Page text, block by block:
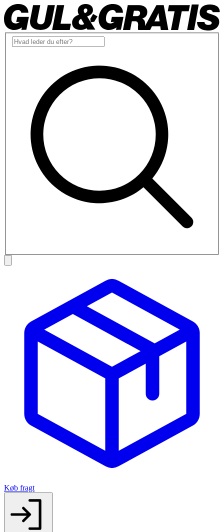
Køb fragt